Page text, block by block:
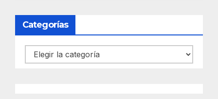
Categorías
Categorías